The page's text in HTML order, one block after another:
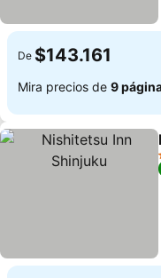
De $143.161
Mira precios de 9